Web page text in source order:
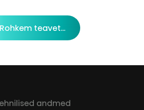
Rohkem teavet...
andmed